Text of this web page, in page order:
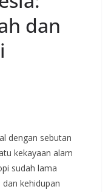
dan
dengan sebutan
kekayaan alam
sudah lama
kehidupan